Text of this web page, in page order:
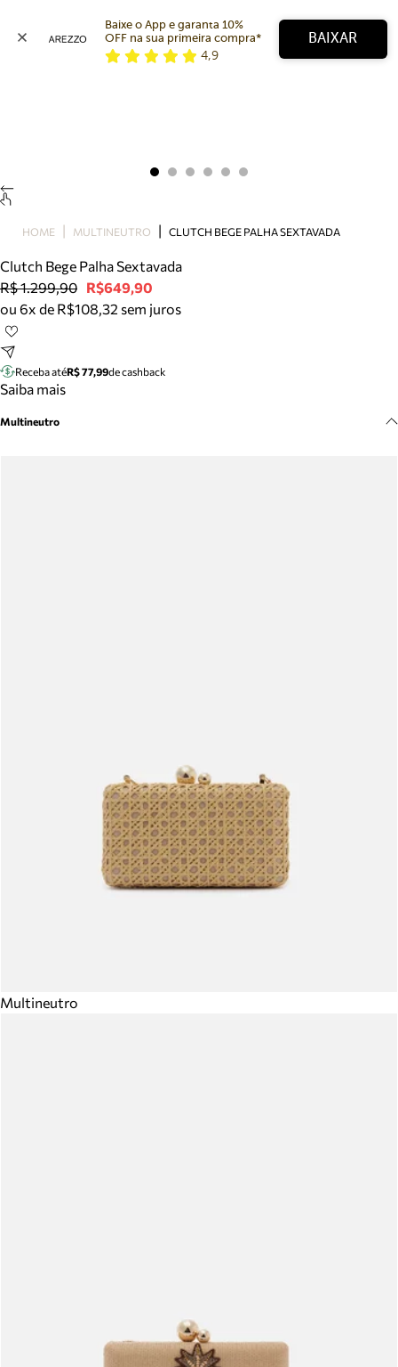
Bolsa
Tamanco
Tênis
Mule
Tire dúvidas sobre pedidos, devoluções e mais.
Acompanhe seus pedidos e solicite devoluções.
Baixe o App e garanta 10%
OFF na sua primeira compra*
4,9
BAIXAR
HOME MULTINEUTRO CLUTCH BEGE PALHA SEXTAVADA
Clutch Bege Palha Sextavada
R$ 1.299,90 R$649,90
ou 6x de R$108,32 sem juros
Receba atéR$ 77,99de cashback
Saiba mais
Multineutro
Multineutro